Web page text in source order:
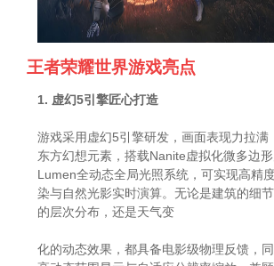
王者荣耀世界游戏亮点
1. 虚幻5引擎匠心打造
游戏采用虚幻5引擎研发，画面表现力拉满
东方幻想元素，搭载Nanite虚拟化微多边
Lumen全动态全局光照系统，可实现高精
染与自然光影实时演算。无论是建筑的细
的层次分布，还是天气变
化的动态效果，都具备电影级物理反馈，